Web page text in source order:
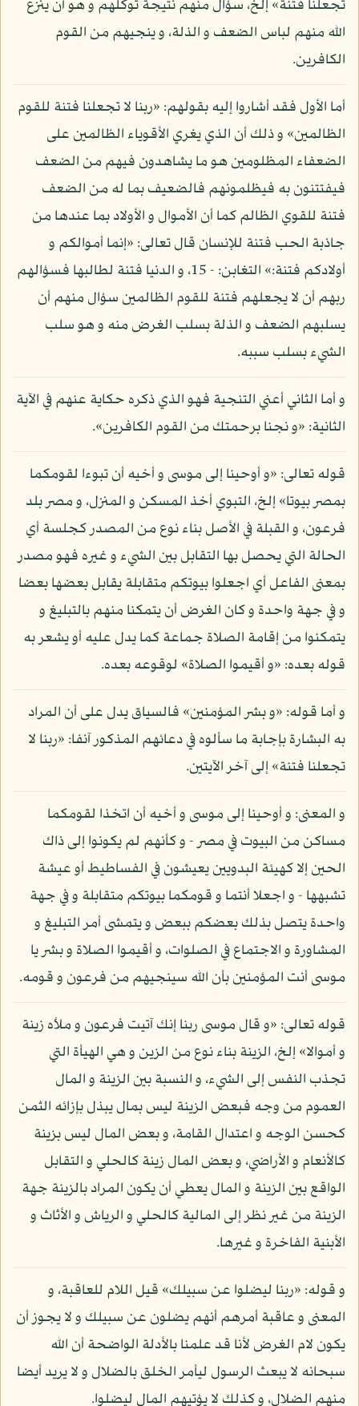
تجعلنا فتنة» إلخ، سؤال منهم نتيجة توكلهم و هو أن ينزع
الله منهم لباس الضعف و الذلة، و ينجيهم من القوم
الكافرين.
أما الأول فقد أشاروا إليه بقولهم: «ربنا لا تجعلنا فتنة للقوم
الظالمين» و ذلك أن الذي يغري الأقوياء الظالمين على
الضعفاء المظلومين هو ما يشاهدون فيهم من الضعف
فيفتتنون به فيظلمونهم فالضعيف بما له من الضعف
فتنة للقوي الظالم كما أن الأموال و الأولاد بما عندها من
جاذبة الحب فتنة للإنسان قال تعالى: «إنما أموالكم و
أولادكم فتنة:» التغابن: - 15، و الدنيا فتنة لطالبها فسؤالهم
ربهم أن لا يجعلهم فتنة للقوم الظالمين سؤال منهم أن
يسلبهم الضعف و الذلة بسلب الغرض منه و هو سلب
الشيء بسلب سببه.
و أما الثاني أعني التنجية فهو الذي ذكره حكاية عنهم في الآية
الثانية: «و نجنا برحمتك من القوم الكافرين».
قوله تعالى: «و أوحينا إلى موسى و أخيه أن تبوءا لقومكما
بمصر بيوتا» إلخ، التبوي أخذ المسكن و المنزل، و مصر بلد
فرعون، و القبلة في الأصل بناء نوع من المصدر كجلسة أي
الحالة التي يحصل بها التقابل بين الشيء و غيره فهو مصدر
بمعنى الفاعل أي اجعلوا بيوتكم متقابلة يقابل بعضها بعضا
و في جهة واحدة و كان الغرض أن يتمكنا منهم بالتبليغ و
يتمكنوا من إقامة الصلاة جماعة كما يدل عليه أو يشعر به
قوله بعده: «و أقيموا الصلاة» لوقوعه بعده.
و أما قوله: «و بشر المؤمنين» فالسياق يدل على أن المراد
به البشارة بإجابة ما سألوه في دعائهم المذكور آنفا: «ربنا لا
تجعلنا فتنة» إلى آخر الآيتين.
و المعنى: و أوحينا إلى موسى و أخيه أن اتخذا لقومكما
مساكن من البيوت في مصر - و كأنهم لم يكونوا إلى ذاك
الحين إلا كهيئة البدويين يعيشون في الفساطيط أو عيشة
تشبهها - و اجعلا أنتما و قومكما بيوتكم متقابلة و في جهة
واحدة يتصل بذلك بعضكم ببعض و يتمشى أمر التبليغ و
المشاورة و الاجتماع في الصلوات، و أقيموا الصلاة و بشر يا
موسى أنت المؤمنين بأن الله سينجيهم من فرعون و قومه.
قوله تعالى: «و قال موسى ربنا إنك آتيت فرعون و ملأه زينة
و أموالا» إلخ، الزينة بناء نوع من الزين و هي الهيأة التي
تجذب النفس إلى الشيء، و النسبة بين الزينة و المال
العموم من وجه فبعض الزينة ليس بمال يبذل بإزائه الثمن
كحسن الوجه و اعتدال القامة، و بعض المال ليس بزينة
كالأنعام و الأراضي، و بعض المال زينة كالحلي و التقابل
الواقع بين الزينة و المال يعطي أن يكون المراد بالزينة جهة
الزينة من غير نظر إلى المالية كالحلي و الرياش و الأثاث و
الأبنية الفاخرة و غيرها.
و قوله: «ربنا ليضلوا عن سبيلك» قيل اللام للعاقبة، و
المعنى و عاقبة أمرهم أنهم يضلون عن سبيلك و لا يجوز أن
يكون لام الغرض لأنا قد علمنا بالأدلة الواضحة أن الله
سبحانه لا يبعث الرسول ليأمر الخلق بالضلال و لا يريد أيضا
منهم الضلال، و كذلك لا يؤتيهم المال ليضلوا.